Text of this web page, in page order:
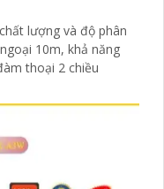
lượng và độ phân
10m, khả năng
thoại 2 chiều